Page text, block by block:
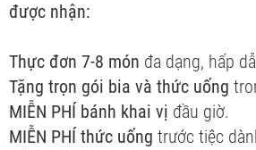
được nhận:
Thực đơn 7-8 món đa dạng, hấp
Tặng trọn gói bia và thức uống
MIỄN PHÍ bánh khai vị đầu giờ.
MIỄN PHÍ thức uống trước tiệc